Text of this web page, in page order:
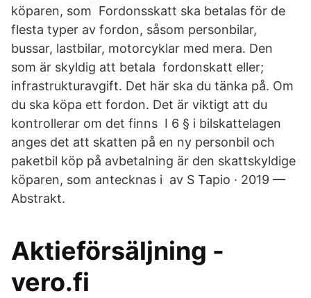
köparen, som Fordonsskatt ska betalas för de
flesta typer av fordon, såsom personbilar,
bussar, lastbilar, motorcyklar med mera. Den
som är skyldig att betala fordonskatt eller;
infrastrukturavgift. Det här ska du tänka på. Om
du ska köpa ett fordon. Det är viktigt att du
kontrollerar om det finns I 6 § i bilskattelagen
anges det att skatten på en ny personbil och
paketbil köp på avbetalning är den skattskyldige
köparen, som antecknas i av S Tapio · 2019 —
Abstrakt.
Aktieförsäljning -
vero.fi